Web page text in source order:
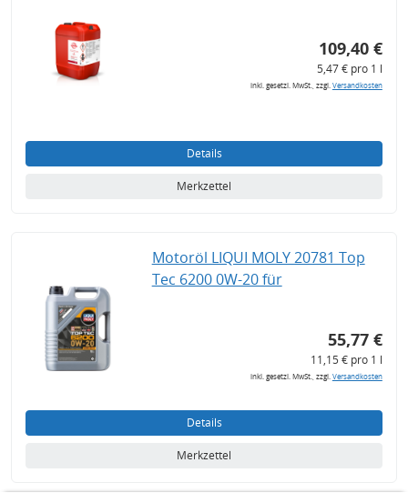
109,40 €
5,47 € pro 1 l
inkl. gesetzl. MwSt., zzgl.Versandkosten
Details
Merkzettel
Motoröl LIQUI MOLY 20781 Top
Tec 6200 0W-20 für
55,77 €
11,15 € pro 1 l
inkl. gesetzl. MwSt., zzgl.Versandkosten
Details
Merkzettel